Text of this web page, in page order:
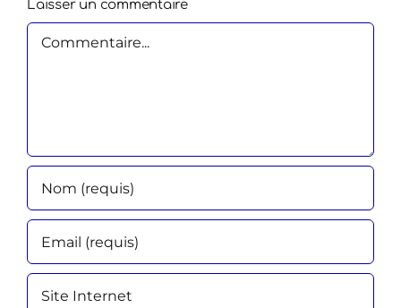
Laisser un commentaire
Commentaire